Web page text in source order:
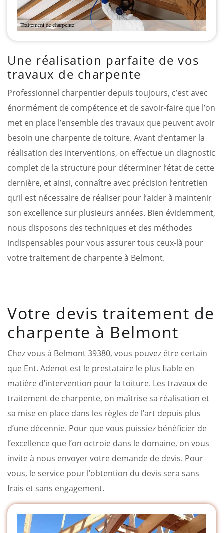
Une réalisation parfaite de vos
travaux de charpente
Professionnel charpentier depuis toujours, c’est avec
énormément de compétence et de savoir-faire que l’on
met en place l’ensemble des travaux que peuvent avoir
besoin une charpente de toiture. Avant d’entamer la
réalisation des interventions, on effectue un diagnostic
complet de la structure pour déterminer l’état de cette
dernière, et ainsi, connaître avec précision l’entretien
qu’il est nécessaire de réaliser pour l’aider à maintenir
son excellence sur plusieurs années. Bien évidemment,
nous disposons des techniques et des méthodes
indispensables pour vous assurer tous ceux-là pour
votre traitement de charpente à Belmont.
Votre devis traitement de
charpente à Belmont
Chez vous à Belmont 39380, vous pouvez être certain
que Ent. Adenot est le prestataire le plus fiable en
matière d’intervention pour la toiture. Les travaux de
traitement de charpente, on maîtrise sa réalisation et
sa mise en place dans les règles de l’art depuis plus
d’une décennie. Pour que vous puissiez bénéficier de
l’excellence que l’on octroie dans le domaine, on vous
invite à nous envoyer votre demande de devis. Pour
vous, le service pour l’obtention du devis sera sans
frais et sans engagement.